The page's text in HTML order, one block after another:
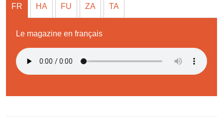
FR HA FU ZA TA
Le magazine en français